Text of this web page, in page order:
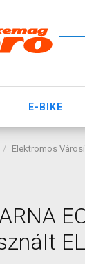
E-BIKE
Elektromos Városi